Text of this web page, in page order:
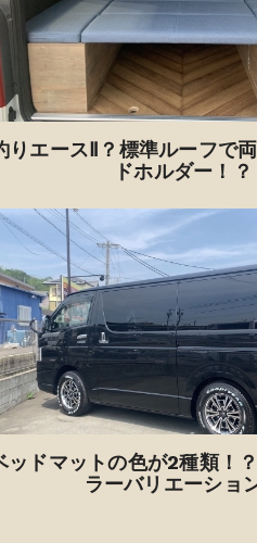
りエースⅡ？標準ルーフで
ドホルダー！？
ッドマットの色が2種類！
ラーバリエーショ